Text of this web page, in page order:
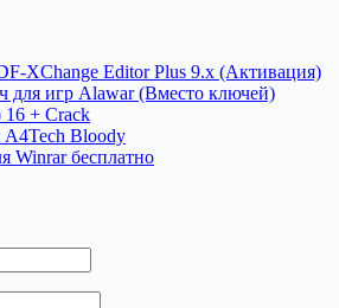
XChange Editor Plus 9.x (Активация)
для игр Alawar (Вместо ключей)
16 + Crack
Bloody
Winrar бесплатно